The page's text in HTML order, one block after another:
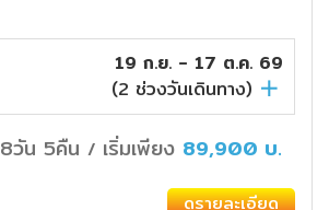
19 ก.ย. - 17 ต.ค. 69
(2 ช่วงวันเดินทาง)
8วัน 5คืน / เริ่มเพียง 89,900 บ.
ดูรายละเอียด